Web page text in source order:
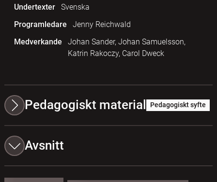
Undertexter
Svenska
Programledare
Jenny Reichwald
Medverkande
Johan Sander, Johan Samuelsson,
Katrin Rakoczy, Carol Dweck
Pedagogiskt material Pedagogiskt syfte
Avsnitt